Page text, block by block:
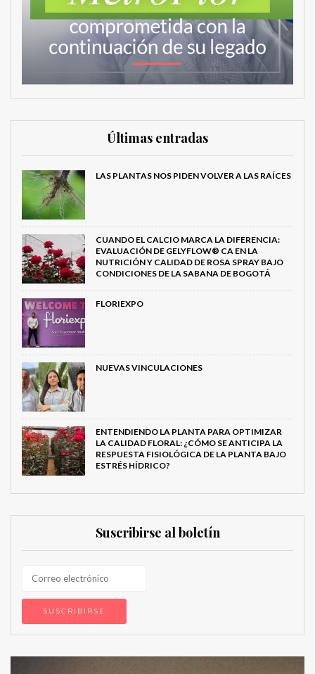
Últimas entradas
LAS PLANTAS NOS PIDEN VOLVER A LAS RAÍCES
CUANDO EL CALCIO MARCA LA DIFERENCIA:
EVALUACIÓN DE GELYFLOW® CA EN LA
NUTRICIÓN Y CALIDAD DE ROSA SPRAY BAJO
CONDICIONES DE LA SABANA DE BOGOTÁ
FLORIEXPO
NUEVAS VINCULACIONES
ENTENDIENDO LA PLANTA PARA OPTIMIZAR
LA CALIDAD FLORAL: ¿CÓMO SE ANTICIPA LA
RESPUESTA FISIOLÓGICA DE LA PLANTA BAJO
ESTRÉS HÍDRICO?
Suscribirse al boletín